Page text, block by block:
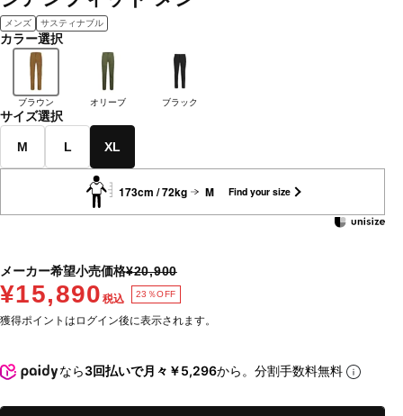
メンズ サスティナブル
カラー選択
ブラウン オリーブ ブラック
サイズ選択
M L XL
173cm / 72kg M Find your size
メーカー希望小売価格¥20,900
¥15,890 税込 23％OFF
獲得ポイントはログイン後に表示されます。
なら3回払いで月々￥5,296から。分割手数料無料